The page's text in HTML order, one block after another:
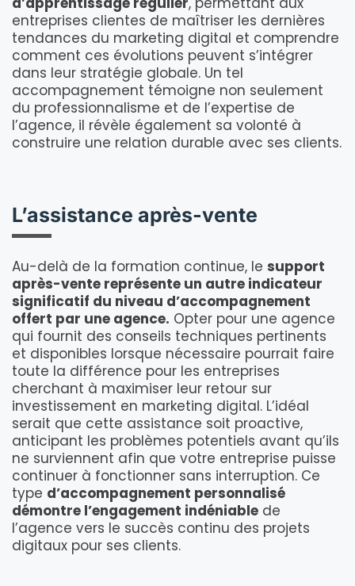
entreprises clientes de maîtriser les dernières
tendances du marketing digital et comprendre
comment ces évolutions peuvent s’intégrer
dans leur stratégie globale. Un tel
accompagnement témoigne non seulement
du professionnalisme et de l’expertise de
l’agence, il révèle également sa volonté à
construire une relation durable avec ses clients.
L’assistance après-vente
Au-delà de la formation continue, le support
après-vente représente un autre indicateur
significatif du niveau d’accompagnement
offert par une agence. Opter pour une agence
qui fournit des conseils techniques pertinents
et disponibles lorsque nécessaire pourrait faire
toute la différence pour les entreprises
cherchant à maximiser leur retour sur
investissement en marketing digital. L’idéal
serait que cette assistance soit proactive,
anticipant les problèmes potentiels avant qu’ils
ne surviennent afin que votre entreprise puisse
continuer à fonctionner sans interruption. Ce
type d’accompagnement personnalisé
démontre l’engagement indéniable de
l’agence vers le succès continu des projets
digitaux pour ses clients.